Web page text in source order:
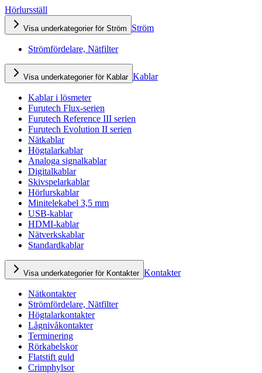
Hörlursställ
Visa underkategorier för Ström Ström
Strömfördelare, Nätfilter
Visa underkategorier för Kablar Kablar
Kablar i lösmeter
Furutech Flux-serien
Furutech Reference III serien
Furutech Evolution II serien
Nätkablar
Högtalarkablar
Analoga signalkablar
Digitalkablar
Skivspelarkablar
Hörlurskablar
Minitelekabel 3,5 mm
USB-kablar
HDMI-kablar
Nätverkskablar
Standardkablar
Visa underkategorier för Kontakter Kontakter
Nätkontakter
Strömfördelare, Nätfilter
Högtalarkontakter
Lågnivåkontakter
Terminering
Rörkabelskor
Flatstift guld
Crimphylsor